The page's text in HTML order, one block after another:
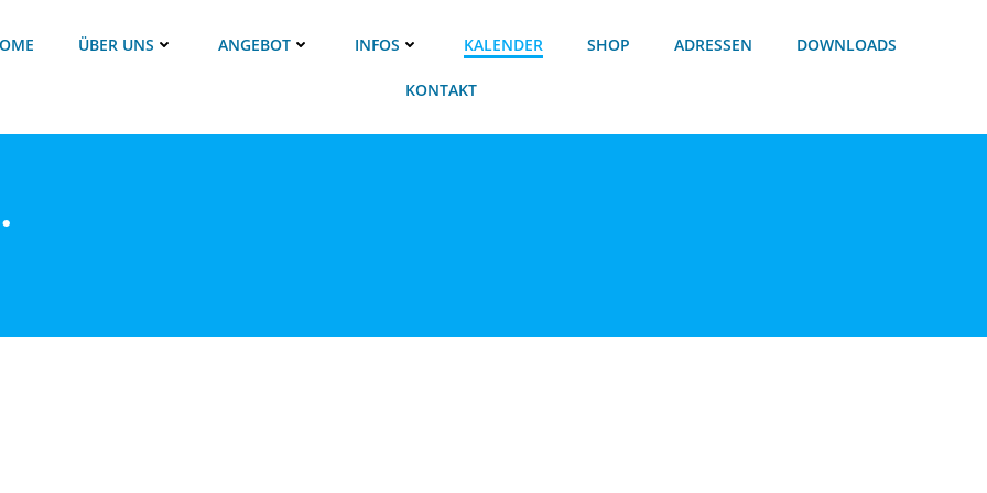
ÜBER UNS ANGEBOT INFOS KALENDER SHOP ADRESSEN DOWNLOADS
KONTAKT